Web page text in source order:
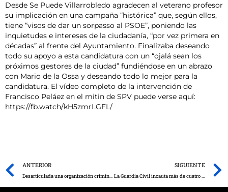
Desde Se Puede Villarrobledo agradecen al veterano profesor
su implicación en una campaña “histórica” que, según ellos,
tiene “visos de dar un sorpasso al PSOE”, poniendo las
inquietudes e intereses de la ciudadanía, “por vez primera en
décadas” al frente del Ayuntamiento. Finalizaba deseando
todo su apoyo a esta candidatura con un “ojalá sean los
próximos gestores de la ciudad” fundiéndose en un abrazo
con Mario de la Ossa y deseando todo lo mejor para la
candidatura. El vídeo completo de la intervención de
Francisco Peláez en el mitin de SPV puede verse aquí:
https://fb.watch/kH5zmrLGFL/
Prev
ANTERIOR
Desarticulada una organización criminal dedicada al cultivo de marihuana indoor en Castellón
SIGUIENTE
La Guardia Civil incauta más de cuatro toneladas de hachís en una angulera varada en el río Guadalquivir